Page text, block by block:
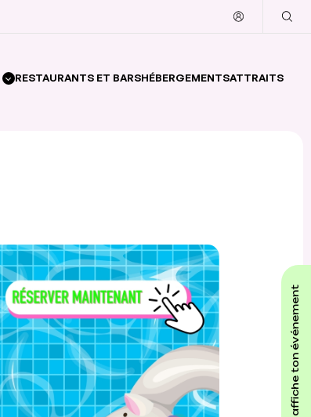
RESTAURANTS ET BARSHÉBERGEMENTSATTRAITS
affiche ton événement